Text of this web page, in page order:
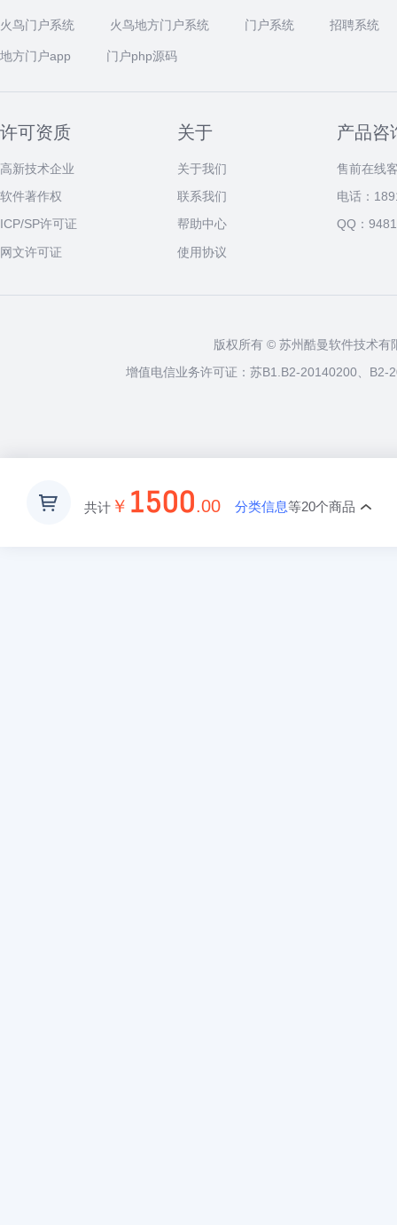
火鸟门户系统 火鸟地方门户系统 门户系统 招聘系统
地方门户app 门户php源码
许可资质
高新技术企业
软件著作权
ICP/SP许可证
网文许可证
关于
关于我们
联系我们
帮助中心
使用协议
产品咨
售前在线
电话：
QQ：
版权所有 © 苏州酷曼软件技术
增值电信业务许可证：苏B1.B2-20140200、
共计 ￥ 1500.00 分类信息等20个商品